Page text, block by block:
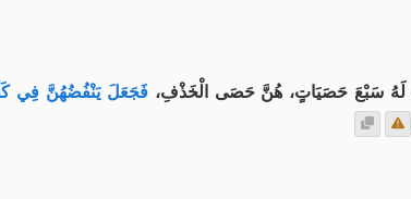
سَبْعَ حَصَيَاتٍ، هُنَّ حَصَى الْخَذْفِ، فَجَعَلَ يَنْفُضُهُنَّ فِي